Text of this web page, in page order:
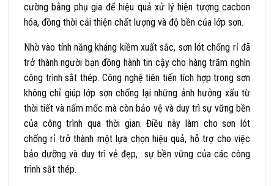
cường bằng phụ gia để hiệu quả xử lý hiện tượng cacbon
hóa, đồng thời cải thiện chất lượng và độ bền của lớp sơn.
Nhờ vào tính năng kháng kiềm xuất sắc, sơn lót chống rỉ đã
trở thành người bạn đồng hành tin cậy cho hàng trăm nghìn
công trình sắt thép. Công nghệ tiên tiến tích hợp trong sơn
không chỉ giúp lớp sơn chống lại những ảnh hưởng xấu từ
thời tiết và nấm mốc mà còn bảo vệ và duy trì sự vững bền
của công trình qua thời gian. Điều này làm cho sơn lót
chống rỉ trở thành một lựa chọn hiệu quả, hỗ trợ cho việc
bảo dưỡng và duy trì vẻ đẹp, sự bền vững của các công
trình sắt thép.